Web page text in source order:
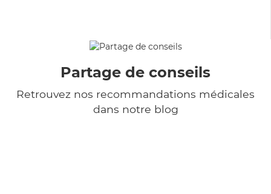
Partage de conseils
Retrouvez nos recommandations médicales
dans notre blog